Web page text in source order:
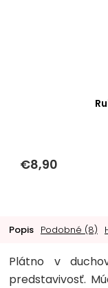
€8,90
Popis Podobné (8)
Plátno v
predstavivosť.